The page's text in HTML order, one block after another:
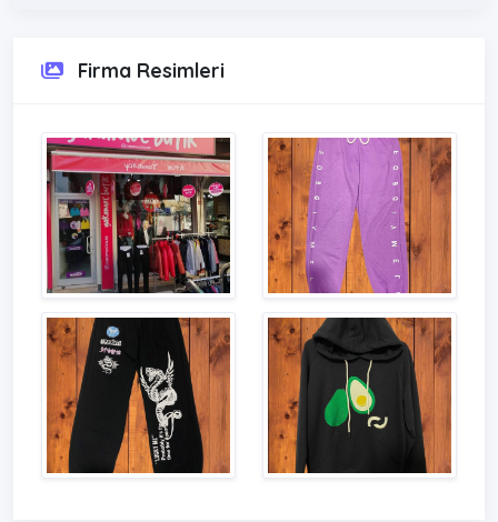
Firma Resimleri